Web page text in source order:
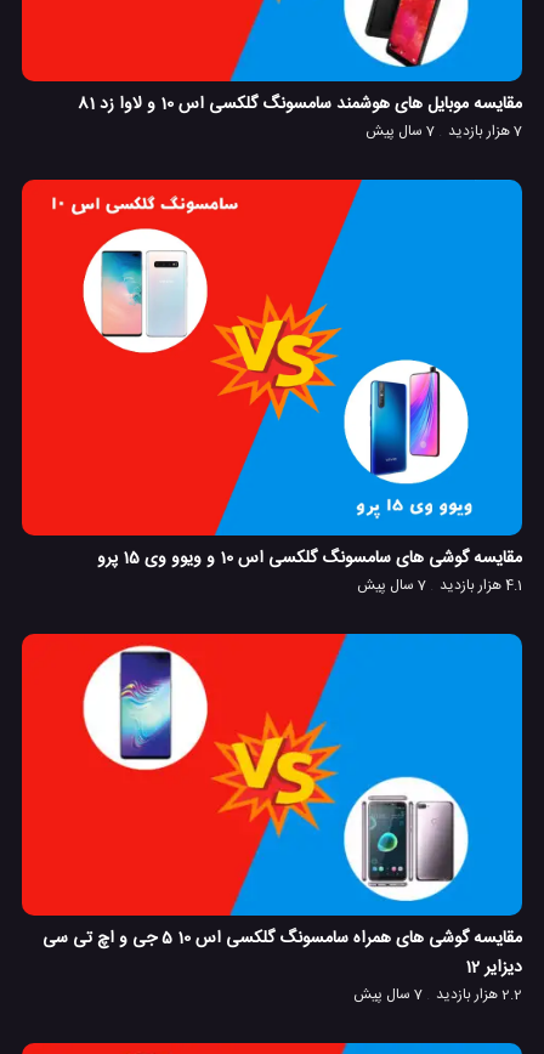
مقایسه موبایل های هوشمند سامسونگ گلکسی اس 10 و لاوا زد 81
7 هزار بازدید 7 سال پیش
مقایسه گوشی های سامسونگ گلکسی اس 10 و ویوو وی 15 پرو
4.1 هزار بازدید 7 سال پیش
مقایسه گوشی های همراه سامسونگ گلکسی اس 10 5 جی و اچ تی سی
دیزایر 12
2.2 هزار بازدید 7 سال پیش